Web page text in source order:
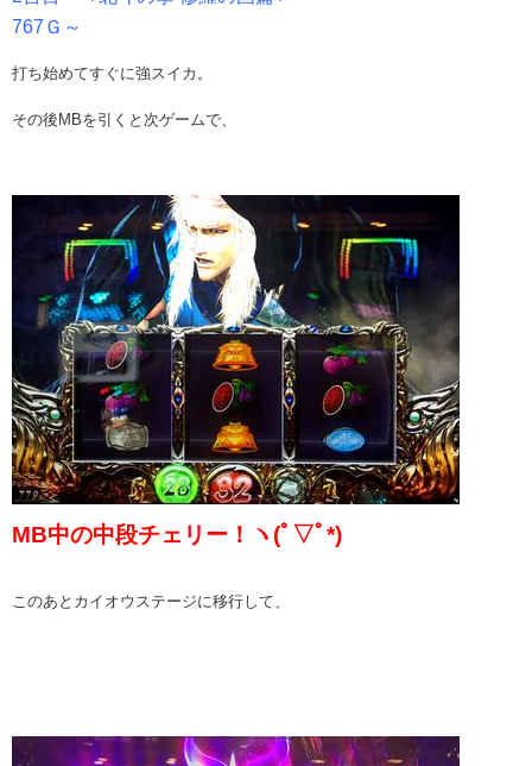
767Ｇ～
打ち始めてすぐに強スイカ。
その後MBを引くと次ゲームで、
MB中の中段チェリー！ヽ(ﾟ▽ﾟ*)
このあとカイオウステージに移行して、